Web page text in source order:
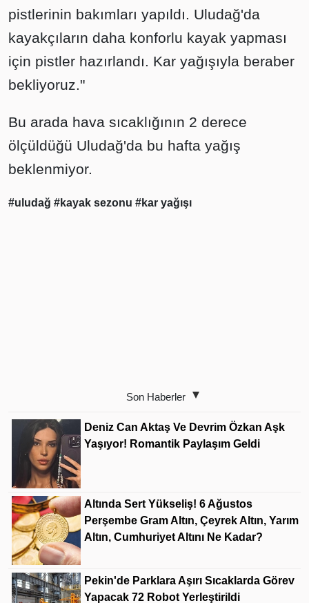
pistlerinin bakımları yapıldı. Uludağ'da
kayakçıların daha konforlu kayak yapması
için pistler hazırlandı. Kar yağışıyla beraber
bekliyoruz."
Bu arada hava sıcaklığının 2 derece
ölçüldüğü Uludağ'da bu hafta yağış
beklenmiyor.
#uludağ #kayak sezonu #kar yağışı
Son Haberler
Deniz Can Aktaş Ve Devrim Özkan Aşk
Yaşıyor! Romantik Paylaşım Geldi
Altında Sert Yükseliş! 6 Ağustos
Perşembe Gram Altın, Çeyrek Altın, Yarım
Altın, Cumhuriyet Altını Ne Kadar?
Pekin'de Parklara Aşırı Sıcaklarda Görev
Yapacak 72 Robot Yerleştirildi